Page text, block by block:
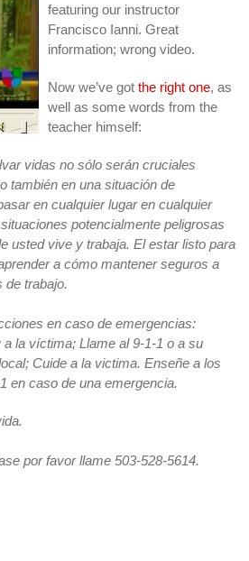
featuring our instructor
Francisco Ianni. Great
information; wrong video.
Now we’ve got the right one, as
well as some words from the
teacher himself:
vidas no sólo serán cruciales
también en una situación de
en cualquier lugar en cualquier
potencialmente peligrosas
usted vive y trabaja. El estar listo para
a cómo mantener seguros a
de trabajo.
en caso de emergencias:
la víctima; Llame al 9-1-1 o a su
Cuide a la victima. Enseñe a los
en caso de una emergencia.
por favor llame 503-528-5614.